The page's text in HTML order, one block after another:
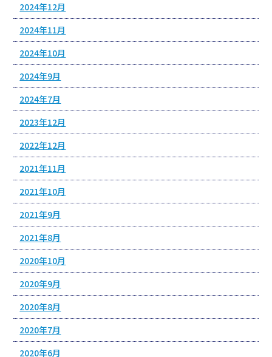
2024年12月
2024年11月
2024年10月
2024年9月
2024年7月
2023年12月
2022年12月
2021年11月
2021年10月
2021年9月
2021年8月
2020年10月
2020年9月
2020年8月
2020年7月
2020年6月